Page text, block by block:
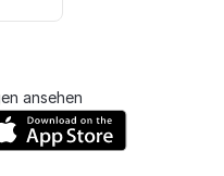
ansehen